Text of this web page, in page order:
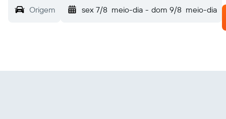
Origem sex 7/8 meio-dia - dom 9/8 meio-dia